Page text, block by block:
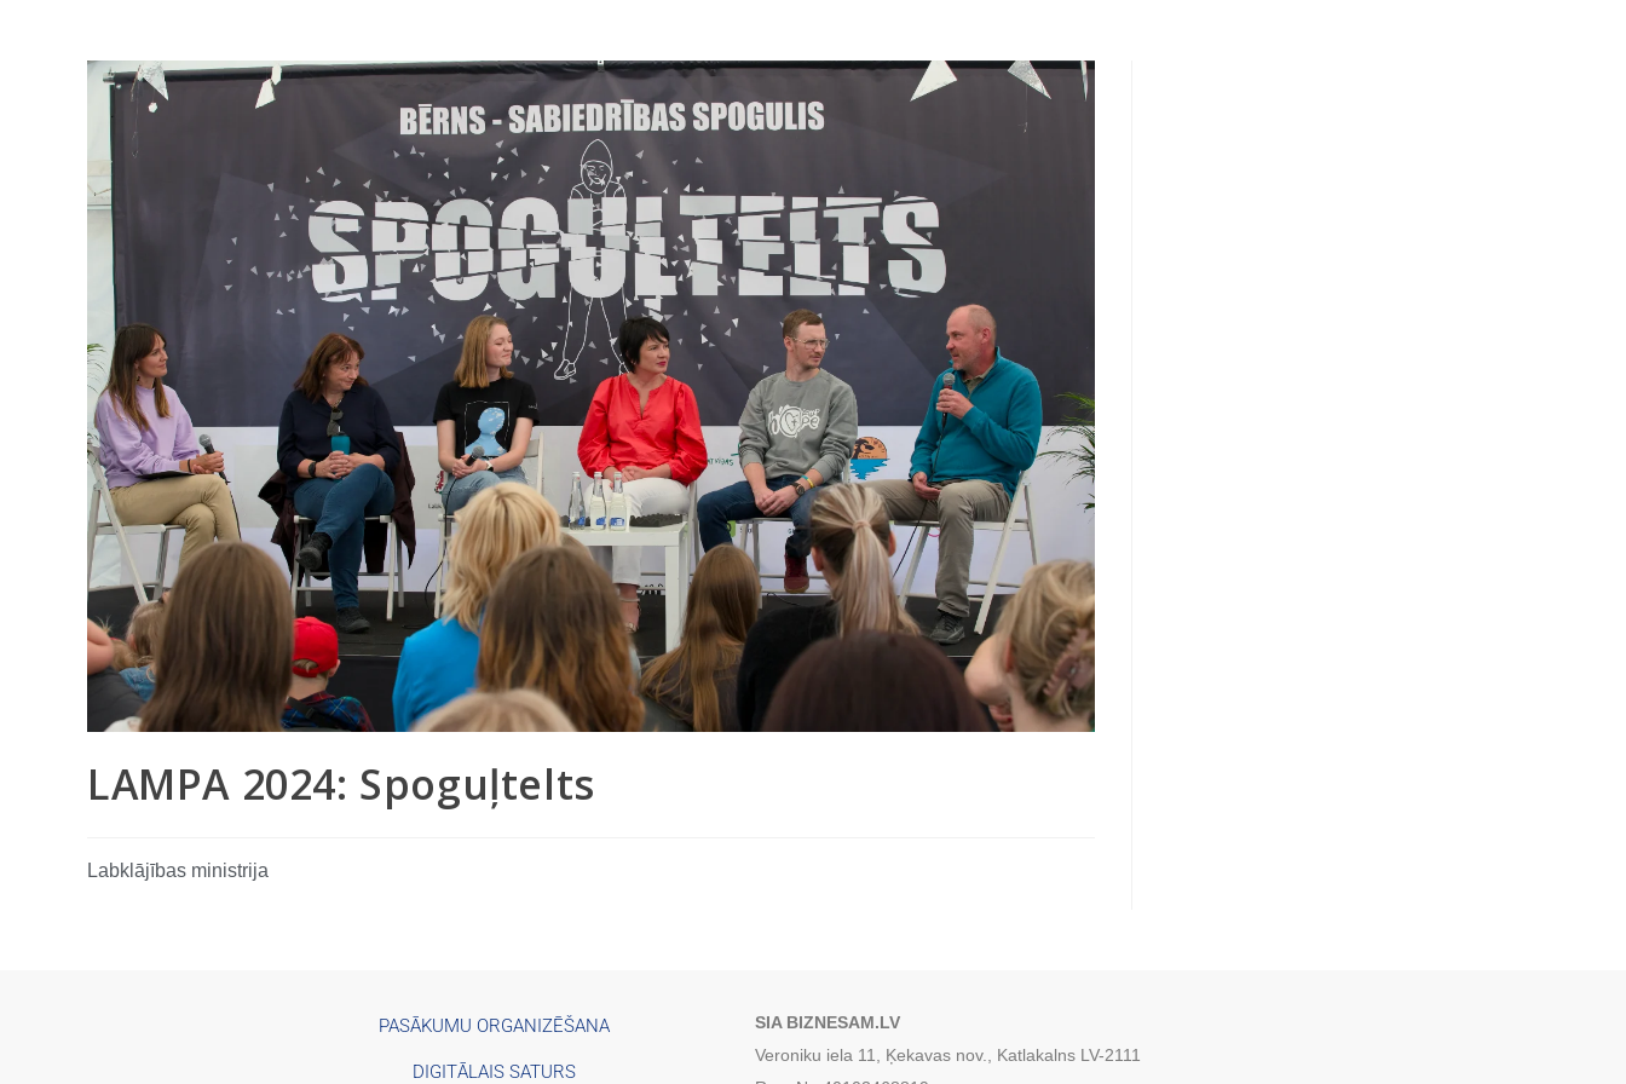
LAMPA 2024: Spoguļtelts
Labklājības ministrija
PASĀKUMU ORGANIZĒŠANA
DIGITĀLAIS SATURS
SIA BIZNESAM.LV
Veroniku iela 11, Ķekavas nov., Katlakalns LV-2111